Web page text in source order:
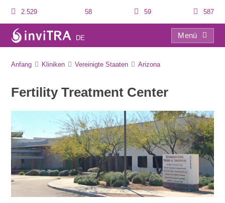
2.529 58 59 587
DE
Menü
Anfang Kliniken Vereinigte Staaten Arizona
Fertility Treatment Center